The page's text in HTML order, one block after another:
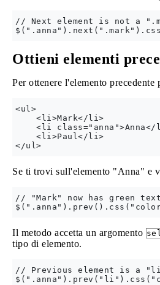
// Next element is not a
Ottieni elementi
Per ottenere l'elemento precedente
<ul>
    <li>Mark</li>
<li class="anna">Anna</
    <li>Paul</li>
Se ti trovi sull'elemento "Anna" e
// "Mark" now has green text
Il metodo accetta un argomento
tipo di elemento.
// Previous element is a